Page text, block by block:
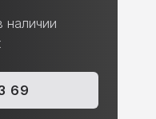
наличии
69